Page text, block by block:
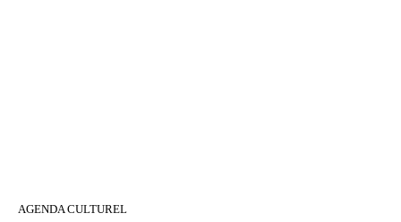
AGENDA CULTUREL